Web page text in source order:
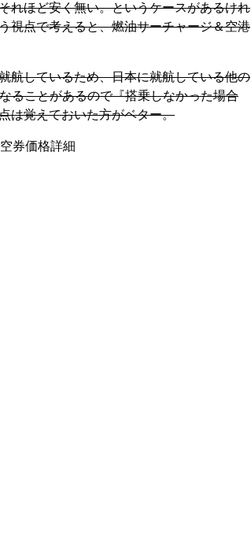
れほど安く無い。というケースがあるけれ
視点で考えると、燃油サーチャージ＆空港
航しているため、日本に就航している他の
ることがあるので『搭乗しなかった場合
は覚えておいた方がベター。
券価格詳細